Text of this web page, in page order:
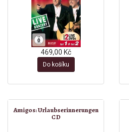
469,00 Kč
Do košíku
Amigos: Urlaubserinnerungen
CD